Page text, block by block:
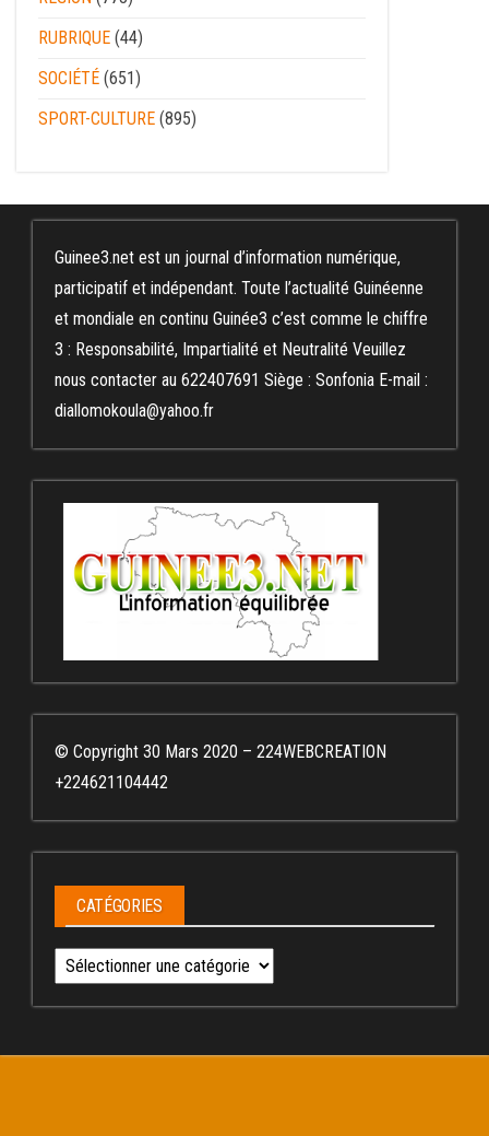
RUBRIQUE (44)
SOCIÉTÉ (651)
SPORT-CULTURE (895)
Guinee3.net est un journal d’information numérique,
participatif et indépendant. Toute l’actualité Guinéenne
et mondiale en continu Guinée3 c’est comme le chiffre
3 : Responsabilité, Impartialité et Neutralité Veuillez
nous contacter au 622407691 Siège : Sonfonia E-mail :
diallomokoula@yahoo.fr
© Copyright 30 Mars 2020 – 224WEBCREATION
+224621104442
CATÉGORIES
Catégories